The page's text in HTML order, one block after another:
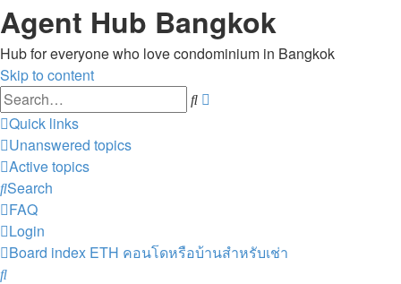
Agent Hub Bangkok
Hub for everyone who love condominium in Bangkok
Skip to content
Search
Quick links
Unanswered topics
Active topics
Search
FAQ
Login
Board index ETH คอนโดหรือบ้านสำหรับเช่า
Search